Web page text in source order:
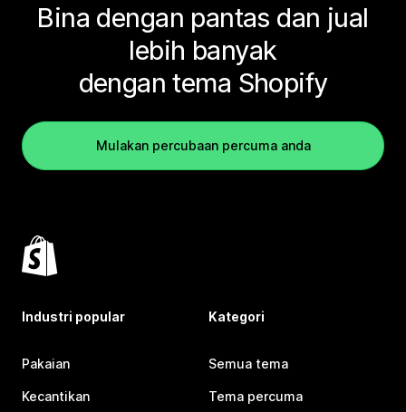
Bina dengan pantas dan jual
lebih banyak
dengan tema Shopify
Mulakan percubaan percuma anda
Industri popular
Pakaian
Kecantikan
Kategori
Semua tema
Tema percuma